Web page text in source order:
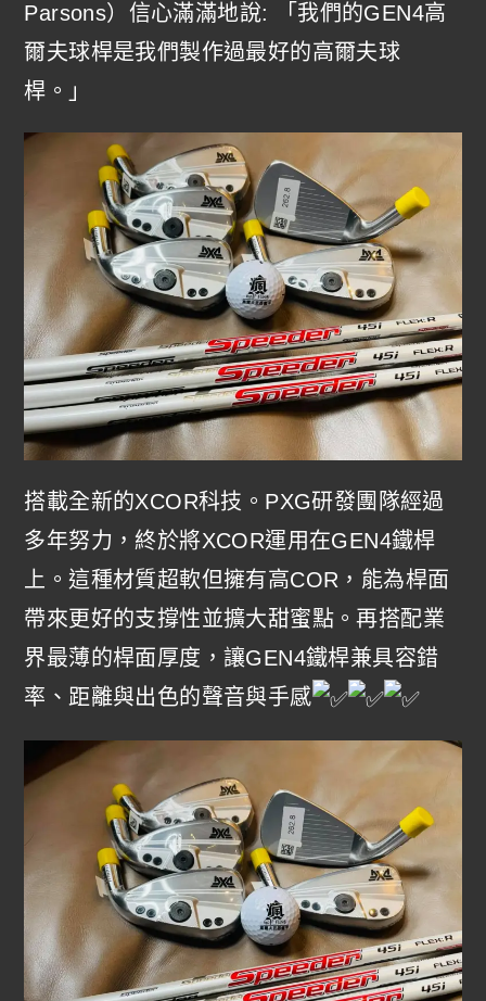
Parsons）信心滿滿地說: 「我們的GEN4高
爾夫球桿是我們製作過最好的高爾夫球
桿。」
搭載全新的XCOR科技。PXG研發團隊經過
多年努力，終於將XCOR運用在GEN4鐵桿
上。這種材質超軟但擁有高COR，能為桿面
帶來更好的支撐性並擴大甜蜜點。再搭配業
界最薄的桿面厚度，讓GEN4鐵桿兼具容錯
率、距離與出色的聲音與手感